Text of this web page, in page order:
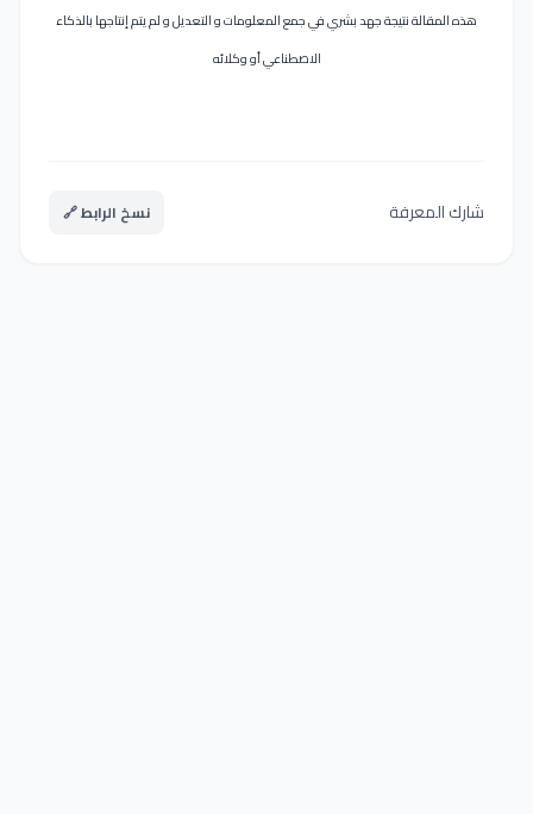
هذه المقالة نتيجة جهد بشري في جمع المعلومات و التعديل و لم يتم إنتاجها بالذكاء
الاصطناعي أو وكلائه
شارك المعرفة نسخ الرابط 🔗